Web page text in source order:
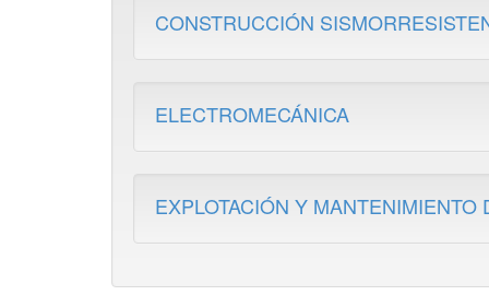
CONSTRUCCIÓN
ELECTROMECÁNICA
EXPLOTACIÓN Y